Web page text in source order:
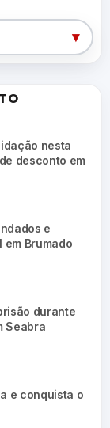
▾
nesta
desconto em
e
em Brumado
durante
Seabra
e conquista o